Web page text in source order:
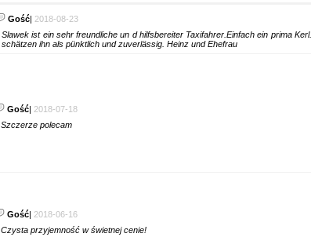
Gość| 2018-08-23
Slawek ist ein sehr freundliche un d hilfsbereiter Taxifahrer.Einfach ein prima Kerl. Wir waren mehrmals mit ihm unterwegs und
schätzen ihn als pünktlich und zuverlässig. Heinz und Ehefrau
Gość| 2018-07-18
Szczerze polecam
Gość| 2018-06-16
Czysta przyjemność w świetnej cenie!